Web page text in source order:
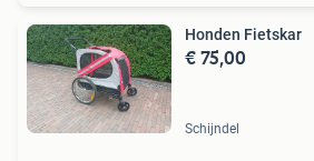
Honden Fietskar
€ 75,00
Schijndel